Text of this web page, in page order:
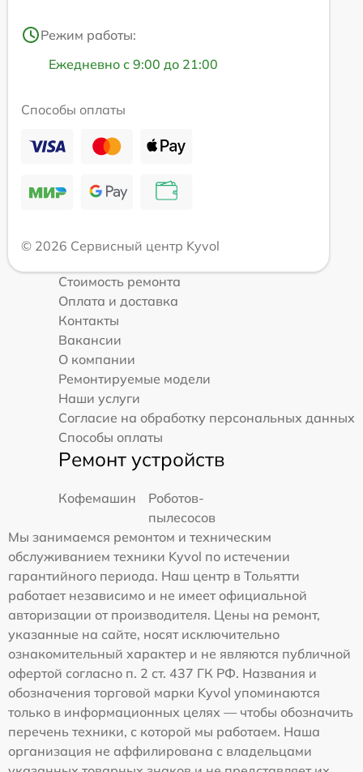
Режим работы:
Ежедневно с 9:00 до 21:00
Способы оплаты
© 2026 Сервисный центр Kyvol
Стоимость ремонта
Оплата и доставка
Контакты
Вакансии
О компании
Ремонтируемые модели
Наши услуги
Согласие на обработку персональных данных
Способы оплаты
Ремонт устройств
Кофемашин
Роботов-
пылесосов
Мы занимаемся ремонтом и техническим
обслуживанием техники Kyvol по истечении
гарантийного периода. Наш центр в Тольятти
работает независимо и не имеет официальной
авторизации от производителя. Цены на ремонт,
указанные на сайте, носят исключительно
ознакомительный характер и не являются публичной
офертой согласно п. 2 ст. 437 ГК РФ. Названия и
обозначения торговой марки Kyvol упоминаются
только в информационных целях — чтобы обозначить
перечень техники, с которой мы работаем. Наша
организация не аффилирована с владельцами